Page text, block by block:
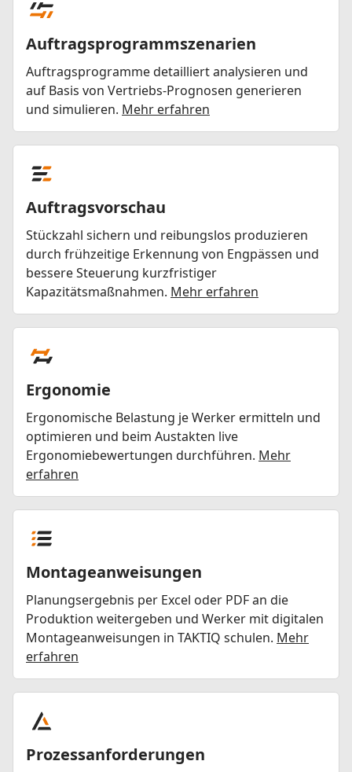
Auftragsprogrammszenarien
Auftragsprogramme detailliert analysieren und
auf Basis von Vertriebs-Prognosen generieren
und simulieren. Mehr erfahren
Auftragsvorschau
Stückzahl sichern und reibungslos produzieren
durch frühzeitige Erkennung von Engpässen und
bessere Steuerung kurzfristiger
Kapazitätsmaßnahmen. Mehr erfahren
Ergonomie
Ergonomische Belastung je Werker ermitteln und
optimieren und beim Austakten live
Ergonomiebewertungen durchführen. Mehr
erfahren
Montageanweisungen
Planungsergebnis per Excel oder PDF an die
Produktion weitergeben und Werker mit digitalen
Montageanweisungen in TAKTIQ schulen. Mehr
erfahren
Prozessanforderungen